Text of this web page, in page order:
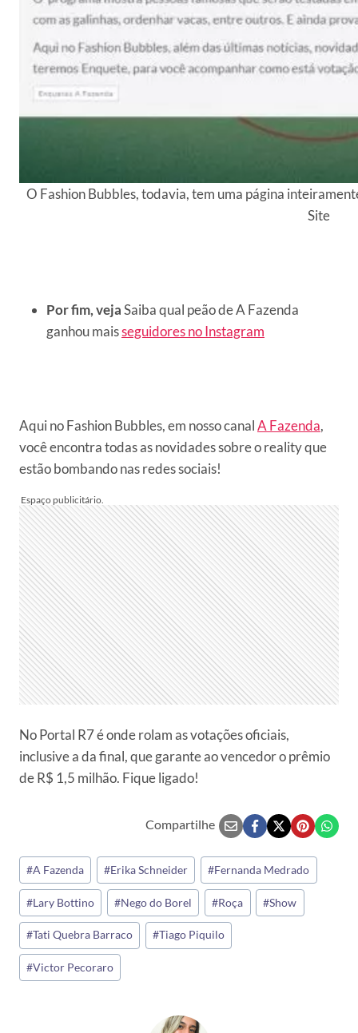
O Fashion Bubbles, todavia, tem uma página
Site
Por fim, vejaSaiba qual peão de A Fazenda
ganhou maisseguidores no Instagram
Aqui no Fashion Bubbles, em nosso canalA Fazenda,
você encontra todas as novidades sobre o reality que
estão bombando nas redes sociais!
No Portal R7 é onde rolam as votações oficiais,
inclusive a da final, que garante ao vencedor o prêmio
de R$ 1,5 milhão. Fique ligado!
Compartilhe
Tags
do
Post:
#A Fazenda #Erika Schneider #Fernanda Medrado
#Lary Bottino #Nego do Borel #Roça #Show
#Tati Quebra Barraco #Tiago Piquilo
#Victor Pecoraro